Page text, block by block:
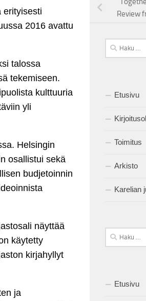
erityisesti
2016 avattu
talossa
tekemiseen.
kulttuuria
yli
Helsingin
osallistui sekä
budjetoinnin
näyttää
käytetty
kirjahyllyt
ja
Review
Haku:
Etusivu
Toimitus
Arkisto
Karelian
Haku:
Etusivu